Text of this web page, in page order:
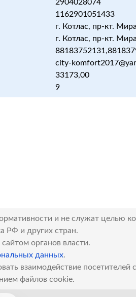
2904028074
1162901051433
г. Котлас, пр-кт.
г. Котлас, пр-кт.
city-
33173,00
9
и не служат целью
РФ и других стран.
органов власти.
данных.
взаимодействие
файлов cookie.